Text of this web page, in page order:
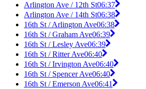
Arlington Ave / 12th St06:37
Arlington Ave / 14th St06:38
16th St / Arlington Ave06:38
16th St / Graham Ave06:39
16th St / Lesley Ave06:39
16th St / Ritter Ave06:40
16th St / Irvington Ave06:40
16th St / Spencer Ave06:40
16th St / Emerson Ave06:41